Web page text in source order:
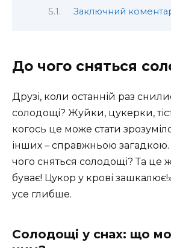
Заключний
До чого сняться
Друзі, коли останній раз
солодощі? Жуйки, цукерки,
когось це може стати
інших – справжньою загадкою.
чого сняться солодощі? Та це
буває! Цукор у крові
усе глибше.
Солодощі у снах: що